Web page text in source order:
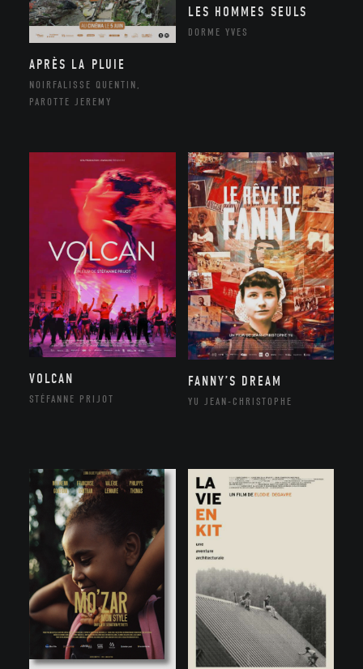
APRÈS LA PLUIE
NOIRFALISSE QUENTIN,
PAROTTE JEREMY
LES HOMMES SEULS
DORME YVES
VOLCAN
STÉFANNE PRIJOT
FANNY’S DREAM
YU JEAN-CHRISTOPHE